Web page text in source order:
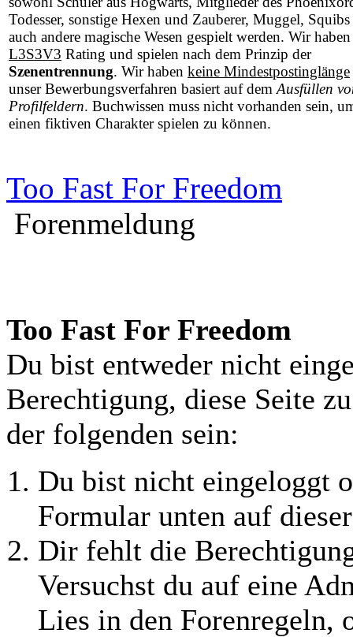
Todesser, sonstige Hexen und Zauberer, Muggel, Squibs
auch andere magische Wesen gespielt werden. Wir
L3S3V3 Rating und spielen nach dem Prinzip der
Szenentrennung. Wir haben keine Mindestpostinglänge
unser Bewerbungsverfahren basiert auf dem Ausfüllen
Profilfeldern. Buchwissen muss nicht vorhanden sein,
einen fiktiven Charakter spielen zu können.
Too Fast For Freedom
Forenmeldung
Too Fast For Freedom
Du bist entweder nicht
Berechtigung, diese Seite
der folgenden sein:
Du bist nicht eingeloggt
Formular unten auf
Dir fehlt die
Versuchst du auf eine
Lies in den Forenregeln,